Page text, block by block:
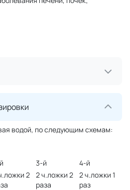
водой, по следующим схемам:
3-й
4-й
2
2 ч.ложки 2
раза
2 ч.ложки 1
раз